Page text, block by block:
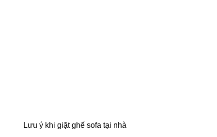
Lưu ý khi giặt ghế sofa tại nhà